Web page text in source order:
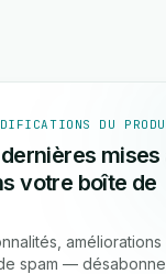
DU
mises
votre boîte de
améliorations
spam —